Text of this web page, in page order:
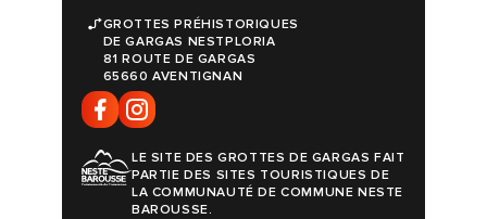
GROTTES PRÉHISTORIQUES
DE GARGAS NESTPLORIA
81 ROUTE DE GARGAS
65660 AVENTIGNAN
LE SITE DES GROTTES DE GARGAS FAIT
PARTIE DES SITES TOURISTIQUES DE
LA COMMUNAUTÉ DE COMMUNE NESTE
BAROUSSE.